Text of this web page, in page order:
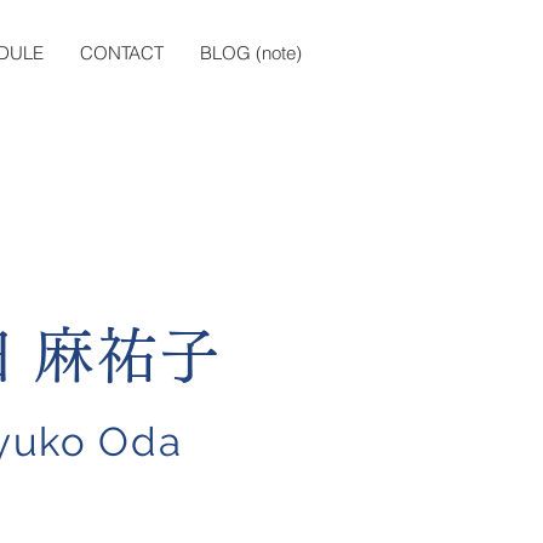
CONTACT BLOG (note)
麻祐子
Oda